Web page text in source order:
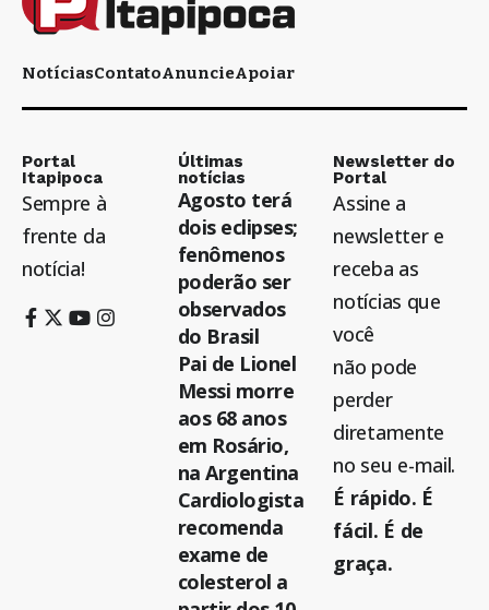
NotíciasContatoAnuncieApoiar
Portal
Itapipoca
Sempre à
frente da
notícia!
Últimas
notícias
Agosto terá
dois eclipses;
fenômenos
poderão ser
observados
do Brasil
Pai de Lionel
Messi morre
aos 68 anos
em Rosário,
na Argentina
Cardiologista
recomenda
exame de
colesterol a
Newsletter do
Portal
Assine a
newsletter e
receba as
notícias que
você
não pode
perder
diretamente
no seu e-mail.
É rápido. É
fácil. É de
graça.